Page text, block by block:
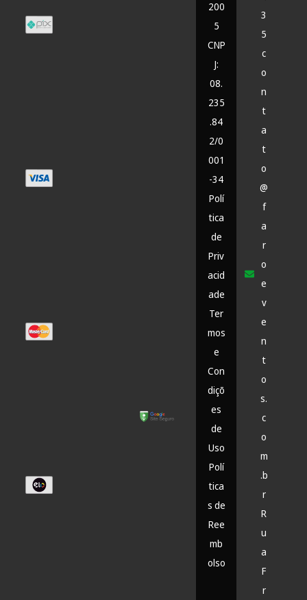
200
5
CNP
J:
08.
235
.84
2/0
001
-34
Polí
tica
de
Priv
acid
ade
Ter
mos
e
Con
diçõ
es
de
Uso
Polí
tica
s de
Ree
mb
olso
3
5
c
o
n
t
a
t
o
@
f
a
r
o
e
v
e
n
t
o
s.
c
o
m
.b
r
R
u
a
F
r